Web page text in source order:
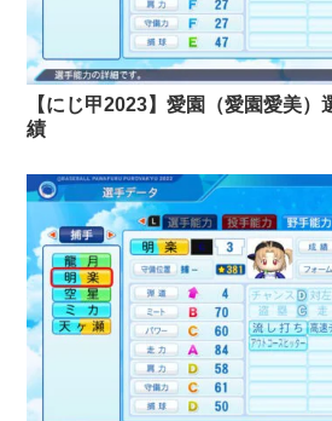
【にじ甲2023】愛園（愛園愛美
績